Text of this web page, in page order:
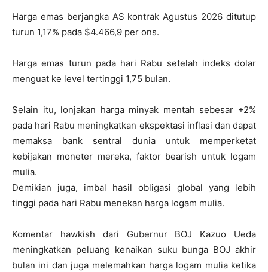
Harga emas berjangka AS kontrak Agustus 2026 ditutup
turun 1,17% pada $4.466,9 per ons.
Harga emas turun pada hari Rabu setelah indeks dolar
menguat ke level tertinggi 1,75 bulan.
Selain itu, lonjakan harga minyak mentah sebesar +2%
pada hari Rabu meningkatkan ekspektasi inflasi dan dapat
memaksa bank sentral dunia untuk memperketat
kebijakan moneter mereka, faktor bearish untuk logam
mulia.
Demikian juga, imbal hasil obligasi global yang lebih
tinggi pada hari Rabu menekan harga logam mulia.
Komentar hawkish dari Gubernur BOJ Kazuo Ueda
meningkatkan peluang kenaikan suku bunga BOJ akhir
bulan ini dan juga melemahkan harga logam mulia ketika